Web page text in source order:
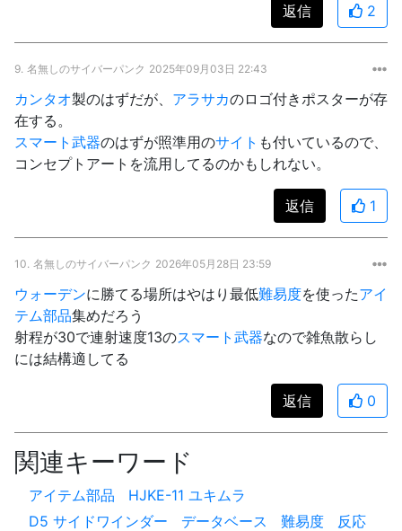
返信 2
9. 名無しのサイバーパンク 2025年09月03日 22:43
カンタオ製のはずだが、 アラサカのロゴ付きポスターが存
在する。
スマート武器のはずが照準用のサイト も付いているので、
コンセプトアートを流用してるのかもしれない。
返信 1
10. 名無しのサイバーパンク 2026年05月28日 23:59
ウォーデンに勝てる場所はやはり最低難易度を使ったアイ
テム部品集めだろう
射程が30で連射速度13のスマート武器なので雑魚散らし
には結構適してる
返信 0
関連キーワード
アイテム部品
HJKE-11 ユキムラ
D5 サイドワインダー
データベース 難易度
反応